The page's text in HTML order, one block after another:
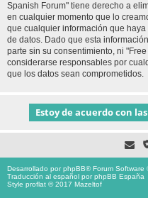
Spanish Forum" tiene derecho a
en cualquier momento que lo
que cualquier información que
de datos. Dado que esta
parte sin su consentimiento, ni
considerarse responsables por
que los datos sean comprometidos.
Desarrollado porphpBB® Forum Software
Traducción al español porphpBB España
Style proflat © 2017 Mazeltof